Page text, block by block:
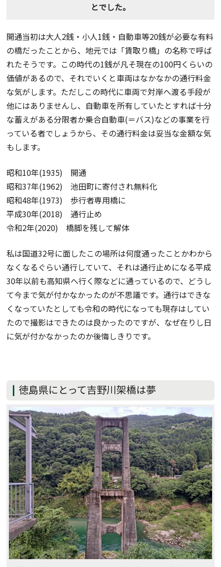
とでした。
開通当初は大人2銭・小人1銭・自動車等20銭が必要な有料
の橋だったことから、地元では「賃取り橋」の名称で呼ば
れたそうです。この時代の1銭が凡そ現在の100円くらいの
価値があるので、それでいくと車両はなかなかの通行料金
な気がします。ただしこの時代に車両で対岸へ渡る手段が
他にはありませんし、自動車を所有していたとすれば十分
な蓄えがある分限者か乗合自動車(＝バス)などの事業を行
っている者でしょうから、その通行料金は妥当な金額な気
もします。
昭和10年(1935) 開通
昭和37年(1962) 池田町に寄付され無料化
昭和48年(1973) 歩行者専用橋に
平成30年(2018) 通行止め
令和2年(2020) 橋脚を残して解体
私は国道32号に面したこの場所は何度通ったことかわから
なくなるぐらい通行していて、それは通行止めになる平成
30年以前も高知県へ行く際などに通っているので、どうし
て今まで気が付かなかったのが不思議です。通行はできな
くなっていたとしても令和の時代になっても現存はしてい
たので撮影はできたのは良かったのですが、なぜ在りし日
に気が付かなかったのか後悔しきりです。
徳島県にとって吉野川架橋は夢